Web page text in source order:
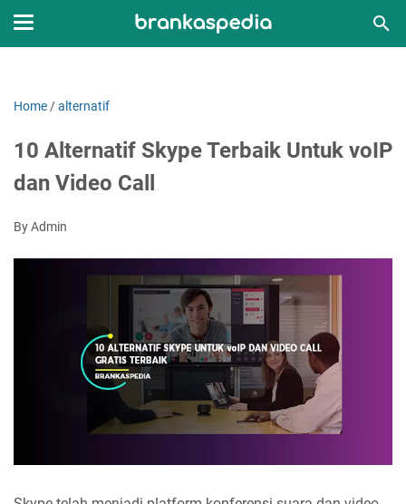
Home /alternatif
10 Alternatif Skype Terbaik Untuk voIP
dan Video Call
By Admin